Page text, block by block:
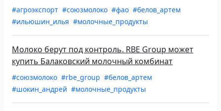
#агроэкспорт #союзмолоко #фао #белов_артем
#ильюшин_илья #молочные_продукты
Молоко берут под контроль. RBE Group может
купить Балаковский молочный комбинат
#союзмолоко #rbe_group #белов_артем
#шокин_андрей #молочные_продукты